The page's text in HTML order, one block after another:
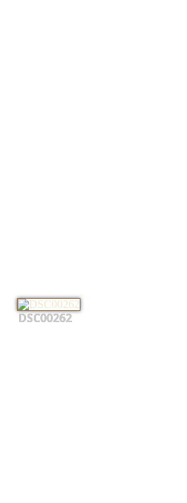
DSC00262